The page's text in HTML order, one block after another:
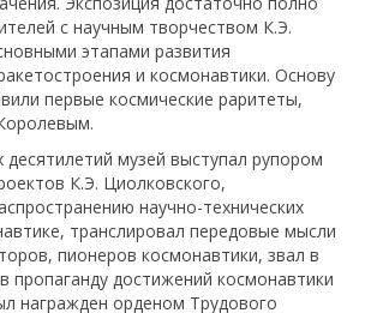
с научным творчеством К.Э.
этапами развития
и космонавтики. Основу
первые космические раритеты,
десятилетий музей выступал рупором
К.Э. Циолковского,
научно-технических
транслировал передовые мысли
пионеров космонавтики, звал в
пропаганду достижений космонавтики
награжден орденом Трудового